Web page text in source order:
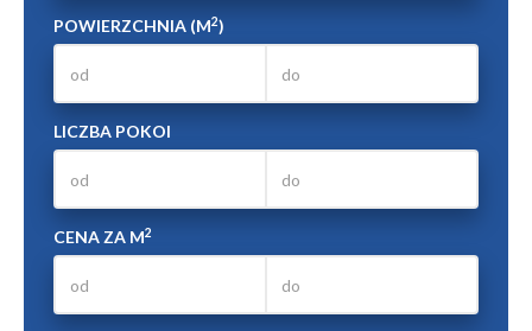
POWIERZCHNIA (M2)
LICZBA POKOI
CENA ZA M2